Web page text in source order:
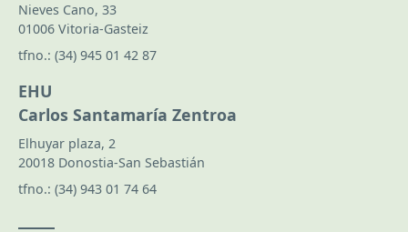
Nieves Cano, 33
01006 Vitoria-Gasteiz
tfno.: (34) 945 01 42 87
EHU
Carlos Santamaría Zentroa
Elhuyar plaza, 2
20018 Donostia-San Sebastián
tfno.: (34) 943 01 74 64